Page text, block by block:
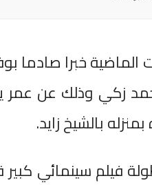
خبرا صادما
بالشيخ زايد.